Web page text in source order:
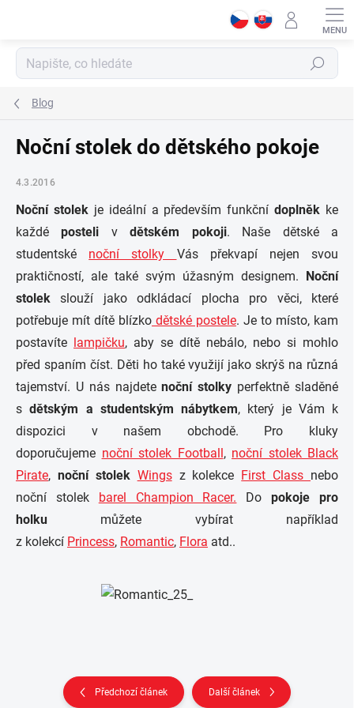
Hledat
Blog
Noční stolek do dětského pokoje
4.3.2016
Noční stolekje ideální a především funkčnídoplněk ke
každéposteli vdětském pokoji. Naše dětské a
studentské noční stolky Vás překvapí nejen svou
praktičností, ale také svým úžasným designem. Noční
stolek slouží jako odkládací plocha pro věci, které
potřebuje mít dítě blízko dětské postele. Je to místo, kam
postavíte lampičku, aby se dítě nebálo, nebo si mohlo
před spaním číst. Děti ho také využijí jako skrýš na různá
tajemství. U nás najdetenoční stolky perfektně sladěné
s dětským a studentským nábytkem, který je Vám k
dispozici v našem obchodě. Pro kluky
doporučujeme noční stolek Football, noční stolek Black
Pirate, noční stolek Wingsz kolekce First Class nebo
noční stolek barel Champion Racer. Dopokoje pro
holku můžete vybírat například
z kolekcí Princess, Romantic, Flora atd..
Předchozí článek Další článek